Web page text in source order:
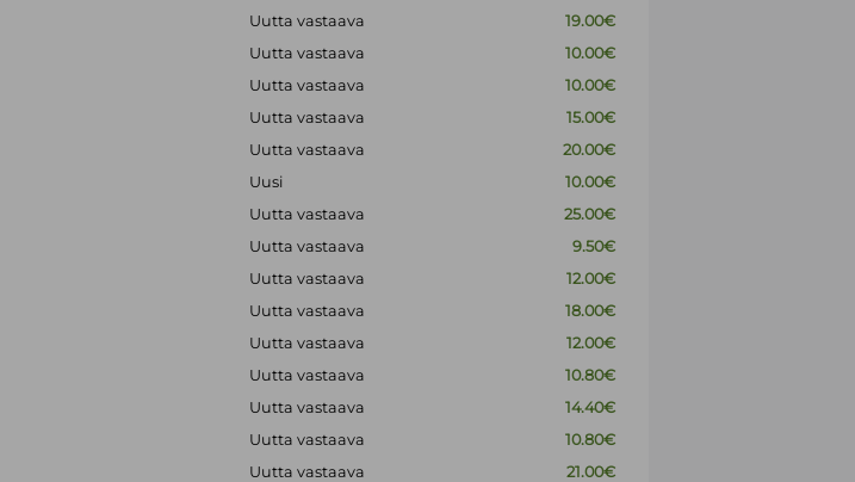
Uutta vastaava
19.00€
Uutta vastaava
10.00€
Uutta vastaava
10.00€
Uutta vastaava
15.00€
Uutta vastaava
20.00€
Uusi
10.00€
Uutta vastaava
25.00€
Uutta vastaava
9.50€
Uutta vastaava
12.00€
Uutta vastaava
18.00€
Uutta vastaava
12.00€
Uutta vastaava
10.80€
Uutta vastaava
14.40€
Uutta vastaava
10.80€
Uutta vastaava
21.00€